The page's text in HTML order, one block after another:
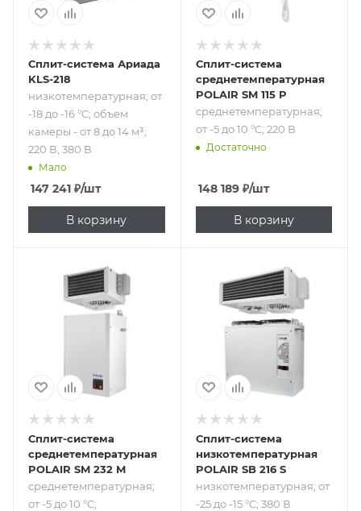
Сплит-система Ариада
KLS-218
низкотемпературная; от
-18 до -16 °C; объем
камеры - от 8 до 14 м³;
220 В, 380 В
Мало
147 241 ₽/шт
В корзину
Сплит-система
среднетемпературная
POLAIR SM 115 P
среднетемпературная;
от -5 до 10 °C; 220 В
Достаточно
148 189₽/шт
В корзину
Подпись к товару
среднетемпературная;
от -5 до 10 °C;
холодопроизводительность
- 3095 Вт; от 23.6
Сплит-система
среднетемпературная
POLAIR SM 232 M
среднетемпературная;
от -5 до 10 °C;
Подпись к товару
низкотемпературная;
от -25 до -15 °C;
Сплит-система
низкотемпературная
POLAIR SB 216 S
низкотемпературная; от
-25 до -15 °C; 380 В